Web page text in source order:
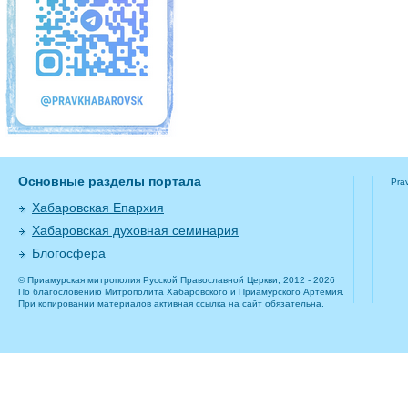
Основные разделы портала
Хабаровская Епархия
Хабаровская духовная семинария
Блогосфера
© Приамурская митрополия Русской Православной Церкви, 2012 - 2026
По благословению Митрополита Хабаровского и Приамурского Артемия.
При копировании материалов активная ссылка на сайт обязательна.